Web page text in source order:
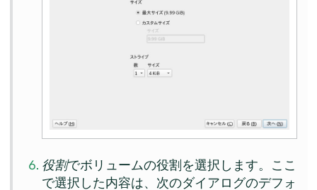
役割でボリュームの役割を選択します。ここ
で選択した内容は、次のダイアログのデフォ